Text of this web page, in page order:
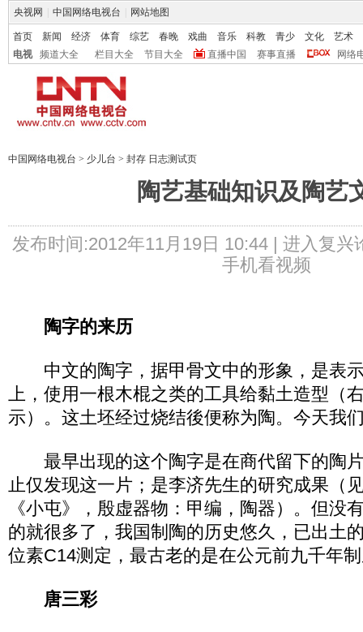
央视网 中国网络电视台 网站地图
首页 新闻 经济 体育 综艺 春晚 戏曲 音乐 科教 青少 文化
艺术
电视
频道大全 栏目大全 节目大全 直播中国 赛事直播 网络
中国网络电视台 > 少儿台 > 封存 日志测试页
陶艺基础知识及陶艺
发布时间:2012年11月19日 10:44 | 进入复兴
手机看视频
陶字的来历
中文的陶字，据甲骨文中的形象，是表
上，使用一根木棍之类的工具给黏土造型（
示）。这土坯经过烧结後便称为陶。今天我
最早出现的这个陶字是在商代留下的陶
止仅发现这一片；是李济先生的研究成果（
《小屯》，殷虚器物：甲编，陶器）。但没
的就很多了，我国制陶的历史悠久，已出土
位素C14测定，最古老的是在公元前九千年
唐三彩